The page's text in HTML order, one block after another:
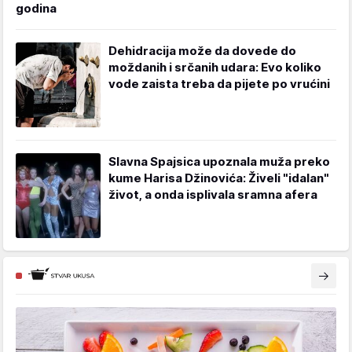
godina
Dehidracija može da dovede do
moždanih i srčanih udara: Evo koliko
vode zaista treba da pijete po vrućini
Slavna Spajsica upoznala muža preko
kume Harisa Džinovića: Živeli "idalan"
život, a onda isplivala sramna afera